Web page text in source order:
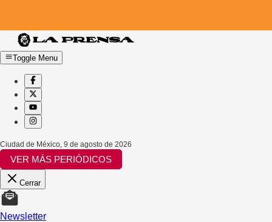
Toggle Menu
Ciudad de México 9 de agosto de 2026
VER MÁS PERIÓDICOS
Cerrar
Newsletter